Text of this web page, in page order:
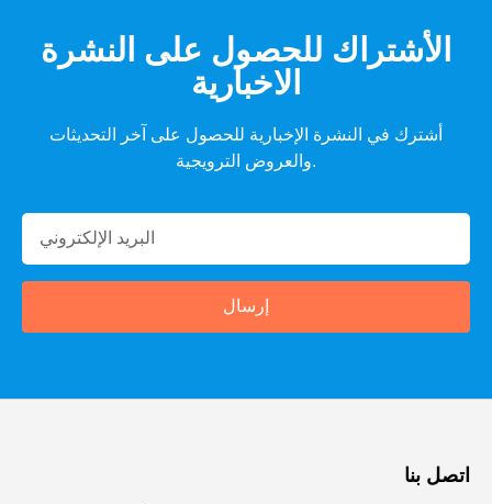
الأشتراك للحصول على النشرة
الاخبارية
أشترك في النشرة الإخبارية للحصول على آخر التحديثات
والعروض الترويجية.
إرسال
اتصل بنا